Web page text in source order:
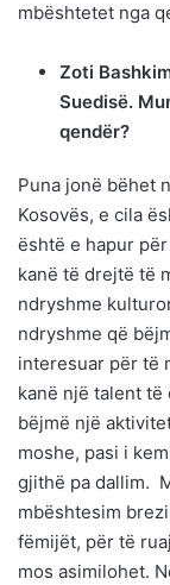
mbështetet nga
Zoti
Suedisë.
qendër?
Puna jonë bëhet
Kosovës, e cila
është e hapur
kanë të drejtë të
ndryshme
ndryshme që
interesuar për të
kanë një talent të
bëjmë një
moshe, pasi i
gjithë pa dallim.
mbështesim
fëmijët, për të
mos asimilohet.